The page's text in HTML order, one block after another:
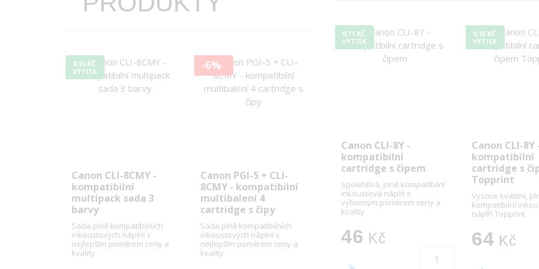
0,10 KČ
VÝTISK
Canon CLI-8CMY -
kompatibilní
multipack sada 3
barvy
Sada plně kompatibilních
inkoustových náplní s
nejlepším poměrem ceny a
kvality
-6%
Canon PGI-5 + CLI-
8CMY - kompatibilní
multibalení 4
cartridge s čipy
Sada plně kompatibilních
inkoustových náplní s
nejlepším poměrem ceny a
kvality
0,11 KČ
VÝTISK
Canon CLI-8Y -
kompatibilní
cartridge s čipem
Spolehlivá, plně kompatibilní
inkoustová náplň s
výborným poměrem ceny a
kvality
46 Kč
0,15 KČ
VÝTISK
Canon CLI-8Y
kompatibilní
cartridge s
Topprint
Vysoce kvalitní,
kompatibilní
náplň Topprint
64 Kč